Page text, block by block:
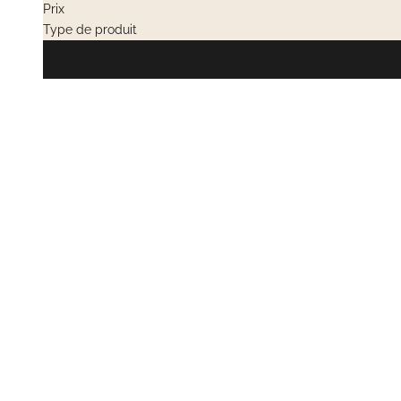
Prix
Type de produit